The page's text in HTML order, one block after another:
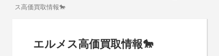
ス高価買取情報🐎
エルメス高価買取情報🐎